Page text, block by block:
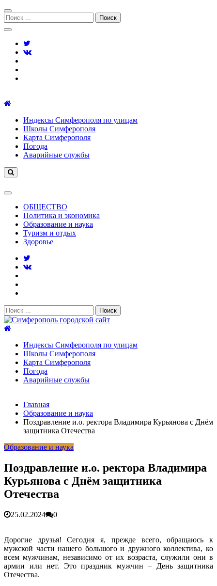
Перейти
к
навигации
Перейти
к
содержимому
Поиск:
Индексы Симферополя по улицам
Школы Симферополя
Карта Симферополя
Погода
Аварийные службы
ОБЩЕСТВО
Политика и экономика
Образование и наука
Туризм и отдых
Здоровье
Поиск:
Индексы Симферополя по улицам
Школы Симферополя
Карта Симферополя
Погода
Аварийные службы
После атаки БПЛА на поезд Москва–Симферополь в
Крыму эвакуировали всех пассажиро...08.06.2026
Услуги дератизации в Симферополе и Крыму — цены,
Правительство России выделит Крыму дополнительные
Более 25 тысяч «квадратов» преобразятся в ближайшее
время...26.02.2026
В Симферополе очищают реку Салгир: работы ведутся
от Потёмкинской до Гагарина...
Главная
Образование и наука
Поздравление и.о. ректора Владимира Курьянова с Днём
защитника Отечества
Образование и наука
Поздравление и.о. ректора Владимира
Курьянова с Днём защитника
Отечества
25.02.2024 0
Дорогие друзья! Сегодня я, прежде всего, обращаюсь к
мужской части нашего большого и дружного коллектива, ко
всем мужчинам, независимо от их возраста, служили они в
армии или нет. Это праздник мужчин – День защитника
Отечества.